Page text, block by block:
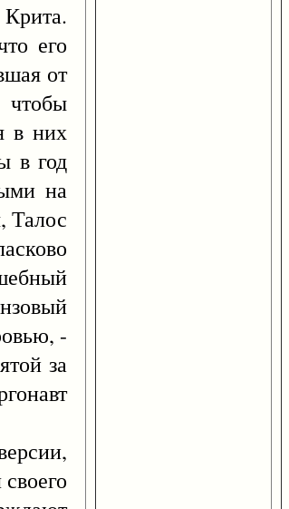
его
от
чтобы
в них
в год
на
Талос
-
за